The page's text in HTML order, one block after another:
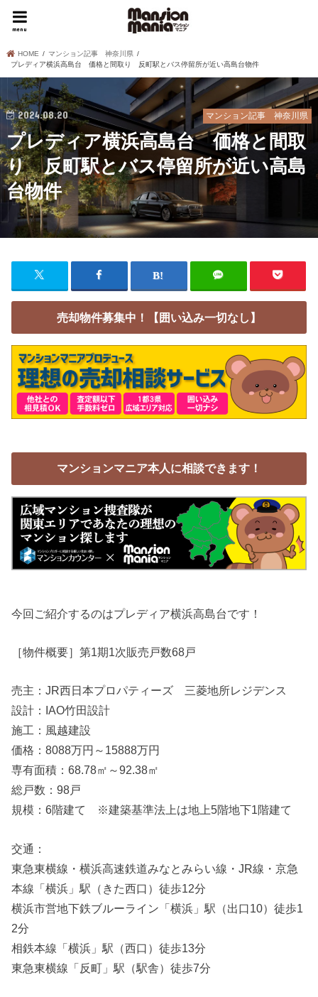
menu
HOME
マンション記事 神奈川県
プレディア横浜高島台 価格と間取り 反町駅とバス停留所が近い高島台物件
マンション記事 神奈川県
2024.08.20
プレディア横浜高島台 価格と間取
り 反町駅とバス停留所が近い高島
台物件
売却物件募集中！【囲い込み一切なし】
マンションマニア本人に相談できます！
今回ご紹介するのはプレディア横浜高島台です！
［物件概要］第1期1次販売戸数68戸
売主：JR西日本プロパティーズ 三菱地所レジデンス
設計：IAO竹田設計
施工：風越建設
価格：8088万円～15888万円
専有面積：68.78㎡～92.38㎡
総戸数：98戸
規模：6階建て ※建築基準法上は地上5階地下1階建て
交通：
東急東横線・横浜高速鉄道みなとみらい線・JR線・京急
本線「横浜」駅（きた西口）徒歩12分
横浜市営地下鉄ブルーライン「横浜」駅（出口10）徒歩1
2分
相鉄本線「横浜」駅（西口）徒歩13分
東急東横線「反町」駅（駅舎）徒歩7分